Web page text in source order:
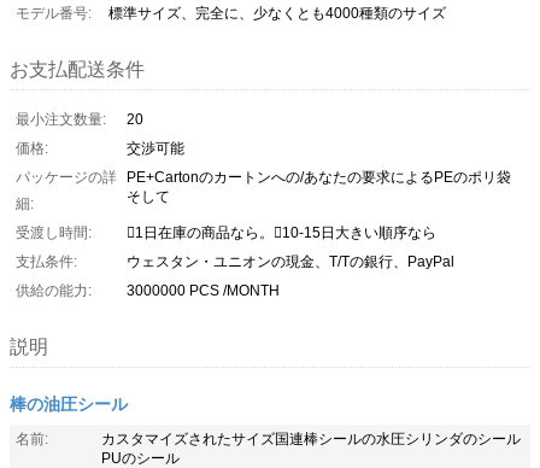
モデル番号:
標準サイズ、完全に、少なくとも4000種類のサイズ
お支払配送条件
最小注文数量:
20
価格:
交渉可能
パッケージの詳
細:
PE+Cartonのカートンへの/あなたの要求によるPEのポリ袋
そして
受渡し時間:
1日在庫の商品なら。10-15日大きい順序なら
支払条件:
ウェスタン・ユニオンの現金、T/Tの銀行、PayPal
供給の能力:
3000000 PCS /MONTH
説明
棒の油圧シール
名前:
カスタマイズされたサイズ国連棒シールの水圧シリンダのシール
PUのシール